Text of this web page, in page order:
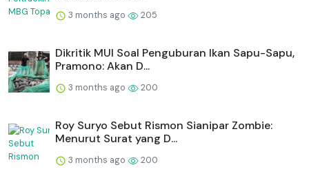
3 months ago 205
Dikritik MUI Soal Penguburan Ikan Sapu-Sapu,
Pramono: Akan D...
3 months ago 200
Roy Suryo Sebut Rismon Sianipar Zombie:
Menurut Surat yang D...
3 months ago 200